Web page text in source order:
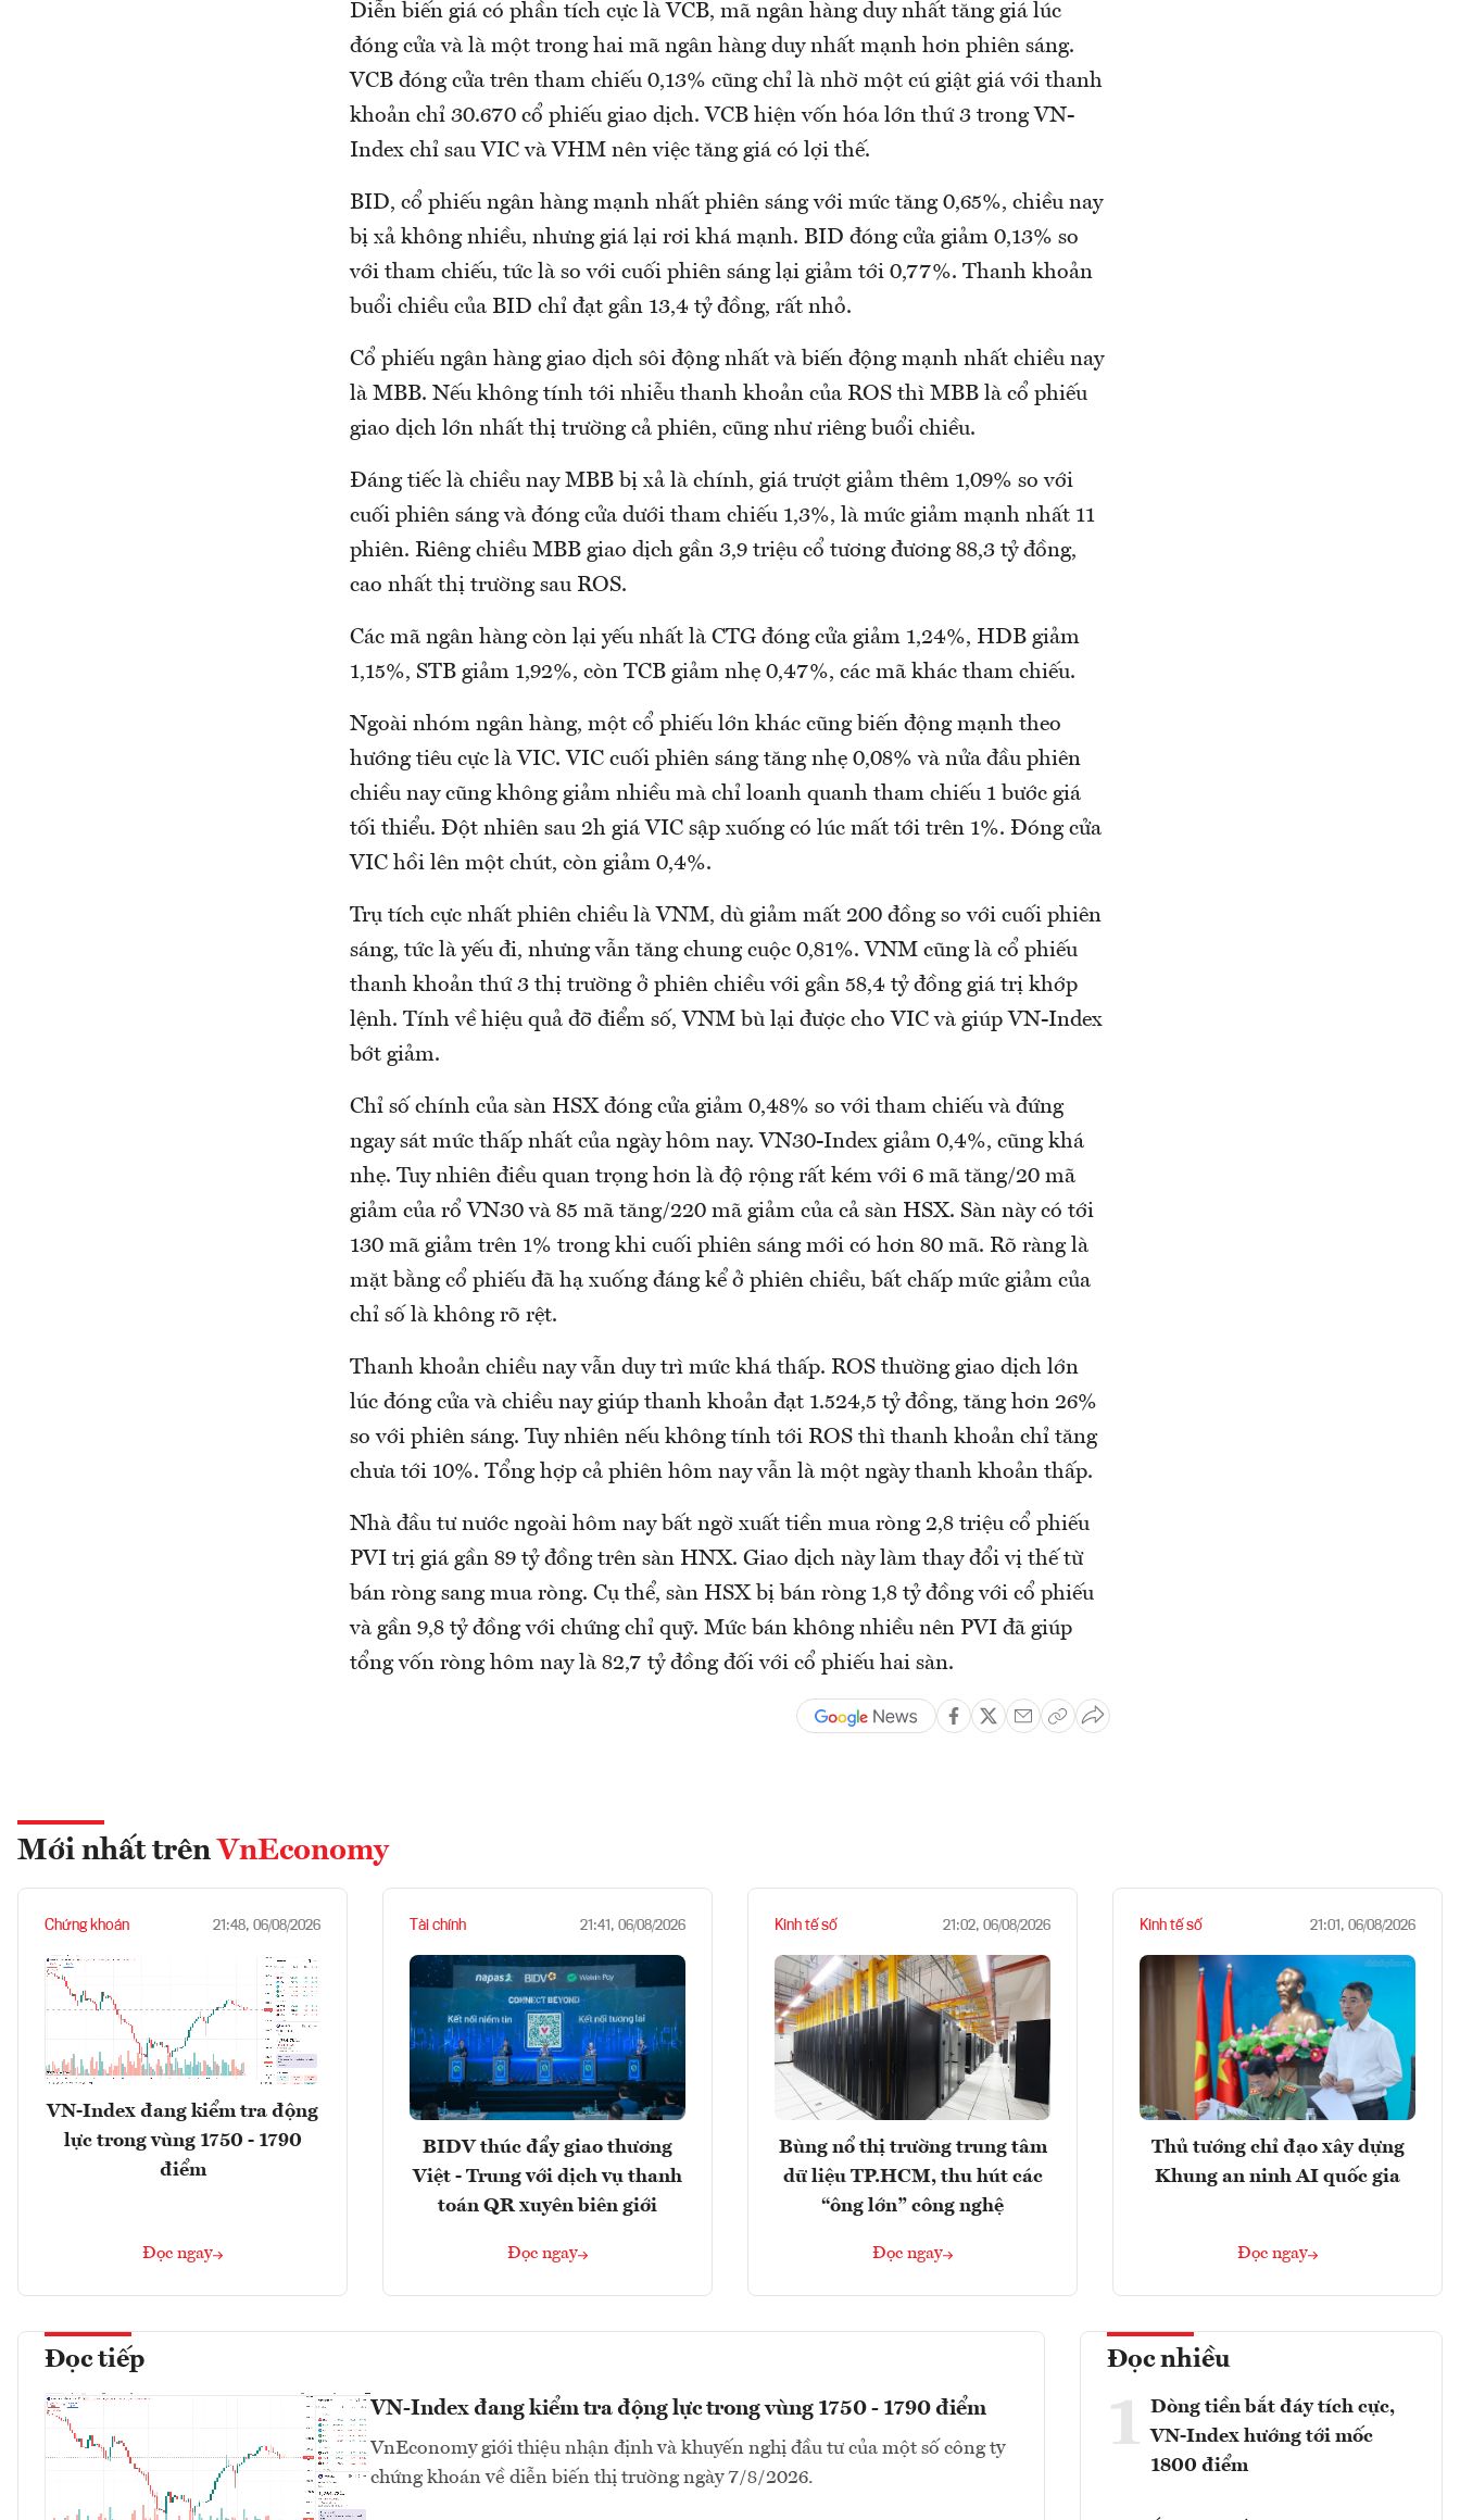
Diễn biến giá có phần tích cực là VCB, mã ngân hàng duy nhất tăng giá lúc
đóng cửa và là một trong hai mã ngân hàng duy nhất mạnh hơn phiên sáng.
VCB đóng cửa trên tham chiếu 0,13% cũng chỉ là nhờ một cú giật giá với thanh
khoản chỉ 30.670 cổ phiếu giao dịch. VCB hiện vốn hóa lớn thứ 3 trong VN-
Index chỉ sau VIC và VHM nên việc tăng giá có lợi thế.
BID, cổ phiếu ngân hàng mạnh nhất phiên sáng với mức tăng 0,65%, chiều nay
bị xả không nhiều, nhưng giá lại rơi khá mạnh. BID đóng cửa giảm 0,13% so
với tham chiếu, tức là so với cuối phiên sáng lại giảm tới 0,77%. Thanh khoản
buổi chiều của BID chỉ đạt gần 13,4 tỷ đồng, rất nhỏ.
Cổ phiếu ngân hàng giao dịch sôi động nhất và biến động mạnh nhất chiều nay
là MBB. Nếu không tính tới nhiễu thanh khoản của ROS thì MBB là cổ phiếu
giao dịch lớn nhất thị trường cả phiên, cũng như riêng buổi chiều.
Đáng tiếc là chiều nay MBB bị xả là chính, giá trượt giảm thêm 1,09% so với
cuối phiên sáng và đóng cửa dưới tham chiếu 1,3%, là mức giảm mạnh nhất 11
phiên. Riêng chiều MBB giao dịch gần 3,9 triệu cổ tương đương 88,3 tỷ đồng,
cao nhất thị trường sau ROS.
Các mã ngân hàng còn lại yếu nhất là CTG đóng cửa giảm 1,24%, HDB giảm
1,15%, STB giảm 1,92%, còn TCB giảm nhẹ 0,47%, các mã khác tham chiếu.
Ngoài nhóm ngân hàng, một cổ phiếu lớn khác cũng biến động mạnh theo
hướng tiêu cực là VIC. VIC cuối phiên sáng tăng nhẹ 0,08% và nửa đầu phiên
chiều nay cũng không giảm nhiều mà chỉ loanh quanh tham chiếu 1 bước giá
tối thiểu. Đột nhiên sau 2h giá VIC sập xuống có lúc mất tới trên 1%. Đóng cửa
VIC hồi lên một chút, còn giảm 0,4%.
Trụ tích cực nhất phiên chiều là VNM, dù giảm mất 200 đồng so với cuối phiên
sáng, tức là yếu đi, nhưng vẫn tăng chung cuộc 0,81%. VNM cũng là cổ phiếu
thanh khoản thứ 3 thị trường ở phiên chiều với gần 58,4 tỷ đồng giá trị khớp
lệnh. Tính về hiệu quả đỡ điểm số, VNM bù lại được cho VIC và giúp VN-Index
bớt giảm.
Chỉ số chính của sàn HSX đóng cửa giảm 0,48% so với tham chiếu và đứng
ngay sát mức thấp nhất của ngày hôm nay. VN30-Index giảm 0,4%, cũng khá
nhẹ. Tuy nhiên điều quan trọng hơn là độ rộng rất kém với 6 mã tăng/20 mã
giảm của rổ VN30 và 85 mã tăng/220 mã giảm của cả sàn HSX. Sàn này có tới
130 mã giảm trên 1% trong khi cuối phiên sáng mới có hơn 80 mã. Rõ ràng là
mặt bằng cổ phiếu đã hạ xuống đáng kể ở phiên chiều, bất chấp mức giảm của
chỉ số là không rõ rệt.
Thanh khoản chiều nay vẫn duy trì mức khá thấp. ROS thường giao dịch lớn
lúc đóng cửa và chiều nay giúp thanh khoản đạt 1.524,5 tỷ đồng, tăng hơn 26%
so với phiên sáng. Tuy nhiên nếu không tính tới ROS thì thanh khoản chỉ tăng
chưa tới 10%. Tổng hợp cả phiên hôm nay vẫn là một ngày thanh khoản thấp.
Nhà đầu tư nước ngoài hôm nay bất ngờ xuất tiền mua ròng 2,8 triệu cổ phiếu
PVI trị giá gần 89 tỷ đồng trên sàn HNX. Giao dịch này làm thay đổi vị thế từ
bán ròng sang mua ròng. Cụ thể, sàn HSX bị bán ròng 1,8 tỷ đồng với cổ phiếu
và gần 9,8 tỷ đồng với chứng chỉ quỹ. Mức bán không nhiều nên PVI đã giúp
tổng vốn ròng hôm nay là 82,7 tỷ đồng đối với cổ phiếu hai sàn.
Mới nhất trên VnEconomy
Chứng khoán 21:48, 06/08/2026
VN-Index đang kiểm tra động
lực trong vùng 1750 - 1790
điểm
Đọc ngay
Tài chính 21:41, 06/08/2026
BIDV thúc đẩy giao thương
Việt - Trung với dịch vụ thanh
toán QR xuyên biên giới
Đọc ngay
Kinh tế số 21:02, 06/08/2026
Bùng nổ thị trường trung tâm
dữ liệu TP.HCM, thu hút các
“ông lớn” công nghệ
Đọc ngay
Kinh tế số 21:01, 06/08/2026
Thủ tướng chỉ đạo xây dựng
Khung an ninh AI quốc gia
Đọc ngay
Đọc tiếp
VN-Index đang kiểm tra động lực trong vùng 1750 - 1790 điểm
VnEconomy giới thiệu nhận định và khuyến nghị đầu tư của một số công ty
chứng khoán về diễn biến thị trường ngày 7/8/2026.
Đọc nhiều
1 Dòng tiền bắt đáy tích cực,
VN-Index hướng tới mốc
1800 điểm